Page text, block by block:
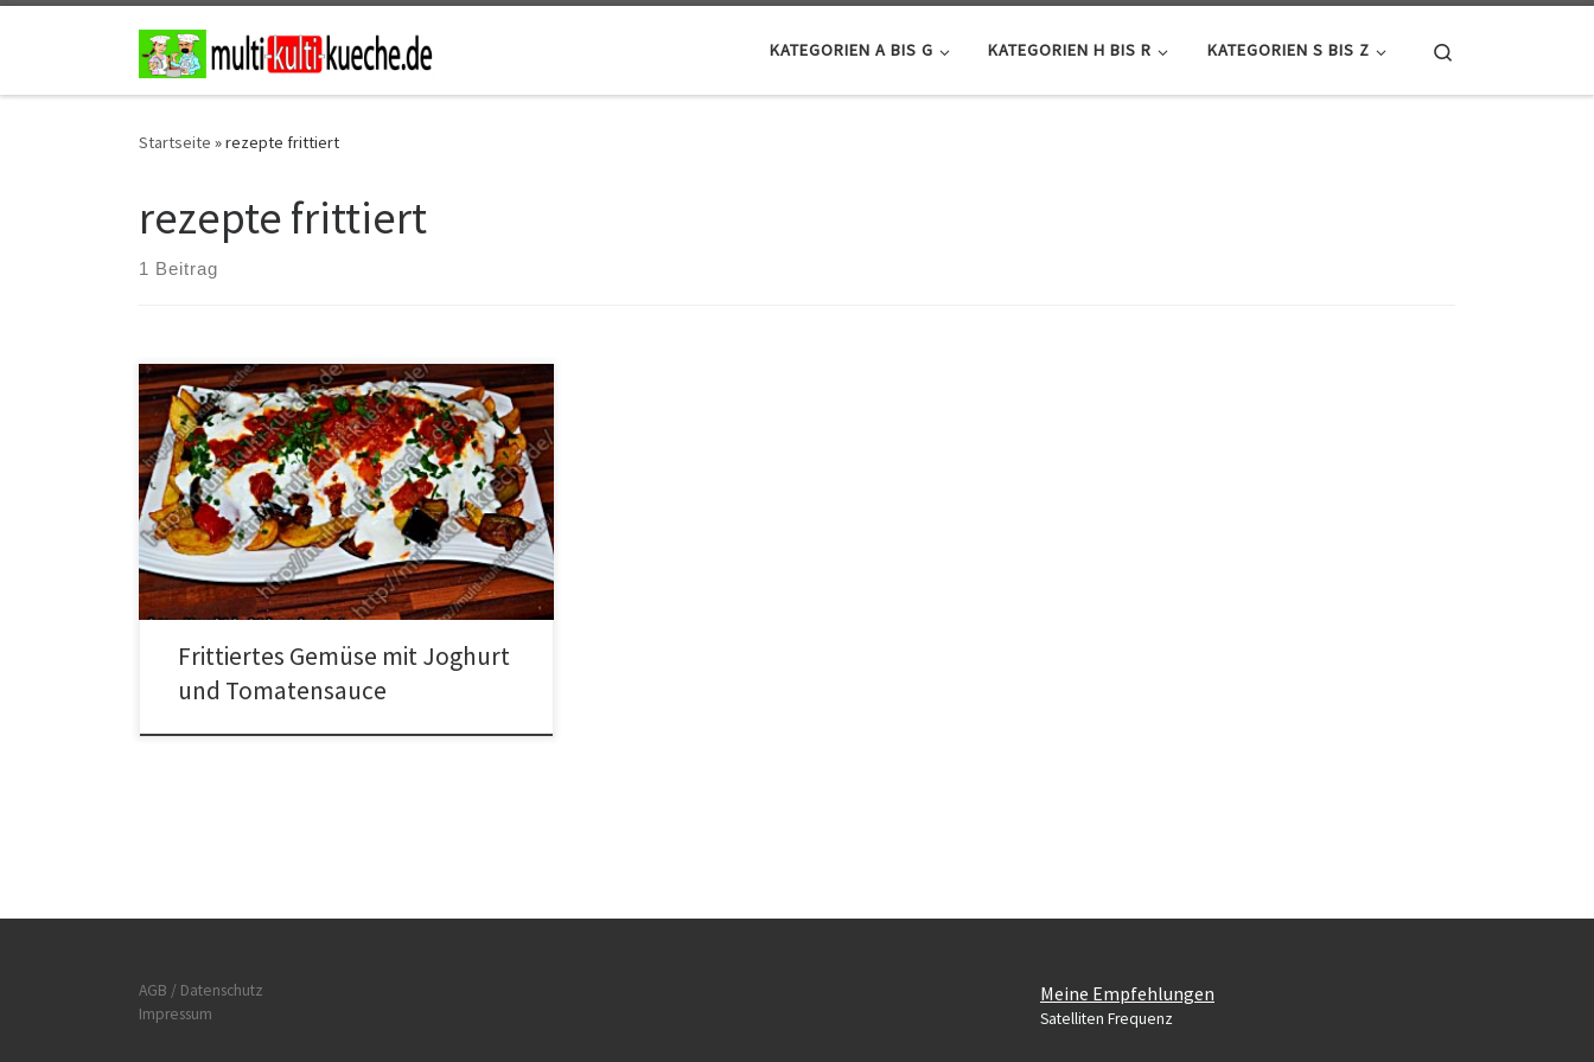
Zum Inhalt springen
KATEGORIEN A BIS G KATEGORIEN H BIS R KATEGORIEN S BIS Z
Startseite »rezepte frittiert
rezepte frittiert
1 Beitrag
Zutaten für Frittiertes Gemüse mit Joghurt und
Tomatensauce Für die Tomatensauce1 Dose gehackte
Tomaten1 Zwiebeletwas ÖlSalz und Pfeffer Für den
Joghurt400g Joghurt1-2 KnoblauchzehenSalz Für das
Gemüse1 kg Kartoffeln1 Aubergine2 grüne
Spitzpaprikas1 rote PaprikaSalzÖl zum Frittieren
Zubereitung für Frittiertes Gemüse mit Joghurt und
Tomatensauce Die Kartoffeln schälen und in Spalte
schneiden, […]
Frittiertes Gemüse mit Joghurt
und Tomatensauce
AGB / Datenschutz
Impressum
Meine Empfehlungen
Satelliten Frequenz